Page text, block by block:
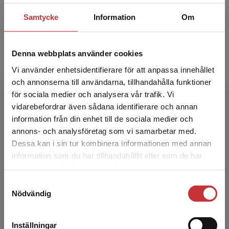
Samtycke Information Om
Denna webbplats använder cookies
Vi använder enhetsidentifierare för att anpassa innehållet
och annonserna till användarna, tillhandahålla funktioner
för sociala medier och analysera vår trafik. Vi
vidarebefordrar även sådana identifierare och annan
information från din enhet till de sociala medier och
annons- och analysföretag som vi samarbetar med.
Dessa kan i sin tur kombinera informationen med annan
information som du har tillhandahållit eller som de har
Nödvändig
Inställningar
Begränsad fraktregion
Det verkar som att du besöker
studentlitteratur.se via en enhet utanför Sverige.
Vi erbjuder inte leveranser utanför Sverige. För
att kunna slutföra ett köp måste
Rickard Andersson
Lunds universitet.
Johanna Arnesson
Umeå universitet.